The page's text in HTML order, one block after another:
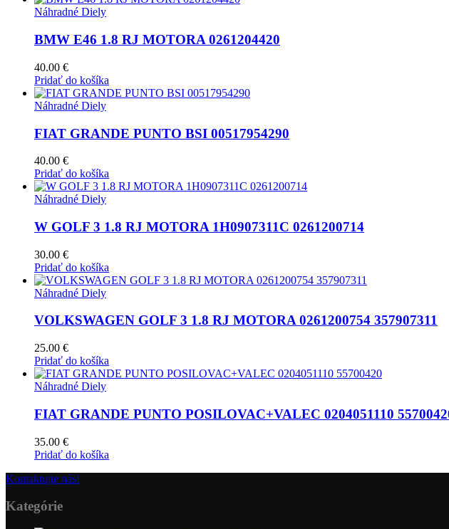
Náhradné Diely
BMW E46 1.8 RJ MOTORA 0261204420
40.00 €
Pridať do košíka
Náhradné Diely
FIAT GRANDE PUNTO BSI 00517954290
40.00 €
Pridať do košíka
Náhradné Diely
W GOLF 3 1.8 RJ MOTORA 1H0907311C 0261200714
30.00 €
Pridať do košíka
Náhradné Diely
VOLKSWAGEN GOLF 3 1.8 RJ MOTORA 0261200754 357907311
25.00 €
Pridať do košíka
Náhradné Diely
FIAT GRANDE PUNTO POSILOVAC+VALEC 0204051110
35.00 €
Pridať do košíka
Kontaktujte nás!
Kategórie